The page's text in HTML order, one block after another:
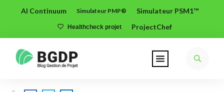
AI Continuum Simulateur PMP® Simulateur PSM1™
Healthcheck projet ProjectChef